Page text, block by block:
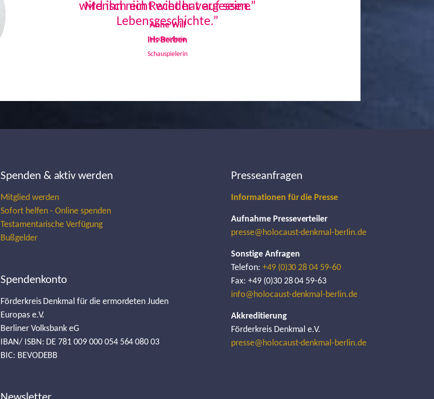
Mensch ein Recht hat auf seine
Lebensgeschichte.”
Iris Berben
Schauspielerin
Spenden & aktiv werden
Mitglied werden
Sofort helfen - Online spenden
Testamentarische Verfügung
Bußgelder
Spendenkonto
Förderkreis Denkmal für die ermordeten Juden
Europas e.V.
Berliner Volksbank eG
IBAN/ ISBN: DE 781 009 000 054 564 080 03
BIC: BEVODEBB
Presseanfragen
Informationen für die Presse
Aufnahme Presseverteiler
presse@holocaust-denkmal-berlin.de
Sonstige Anfragen
Telefon: +49 (0)30 28 04 59-60
Fax: +49 (0)30 28 04 59-63
info@holocaust-denkmal-berlin.de
Akkreditierung
Förderkreis Denkmal e.V.
presse@holocaust-denkmal-berlin.de